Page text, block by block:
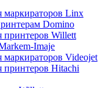
маркираторов Linx
Domino
принтеров Willett
Imaje
маркираторов Videojet
принтеров Hitachi